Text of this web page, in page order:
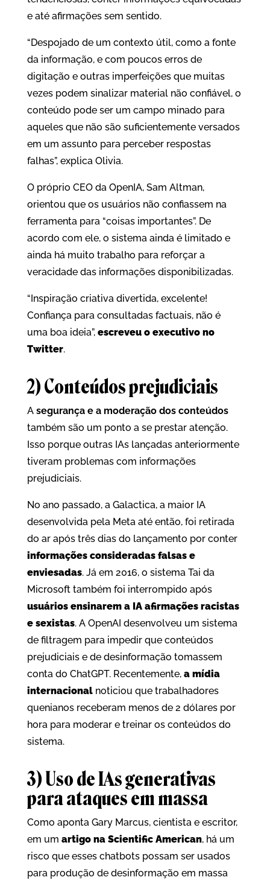
e até afirmações sem sentido.
“Despojado de um contexto útil, como a fonte
da informação, e com poucos erros de
digitação e outras imperfeições que muitas
vezes podem sinalizar material não confiável, o
conteúdo pode ser um campo minado para
aqueles que não são suficientemente versados
em um assunto para perceber respostas
falhas”, explica Olivia.
O próprio CEO da OpenIA, Sam Altman,
orientou que os usuários não confiassem na
ferramenta para “coisas importantes”. De
acordo com ele, o sistema ainda é limitado e
ainda há muito trabalho para reforçar a
veracidade das informações disponibilizadas.
“Inspiração criativa divertida, excelente!
Confiança para consultadas factuais, não é
uma boa ideia”, escreveu o executivo no
Twitter.
2) Conteúdos prejudiciais
A segurança e a moderação dos conteúdos
também são um ponto a se prestar atenção.
Isso porque outras IAs lançadas anteriormente
tiveram problemas com informações
prejudiciais.
No ano passado, a Galactica, a maior IA
desenvolvida pela Meta até então, foi retirada
do ar após três dias do lançamento por conter
informações consideradas falsas e
enviesadas. Já em 2016, o sistema Tai da
Microsoft também foi interrompido após
usuários ensinarem a IA afirmações racistas
e sexistas. A OpenAI desenvolveu um sistema
de filtragem para impedir que conteúdos
prejudiciais e de desinformação tomassem
conta do ChatGPT. Recentemente, a mídia
internacionalnoticiou que trabalhadores
quenianos receberam menos de 2 dólares por
hora para moderar e treinar os conteúdos do
sistema.
3) Uso de IAs generativas
para ataques em massa
Como aponta Gary Marcus, cientista e escritor,
em um artigo na Scientific American, há um
risco que esses chatbots possam ser usados
para produção de desinformação em massa